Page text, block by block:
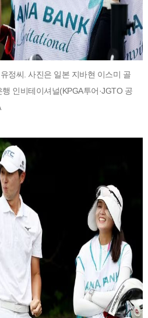
정씨. 사진은 일본 지바현 이스미 골
인비테이셔널(KPGA투어·JGTO 공